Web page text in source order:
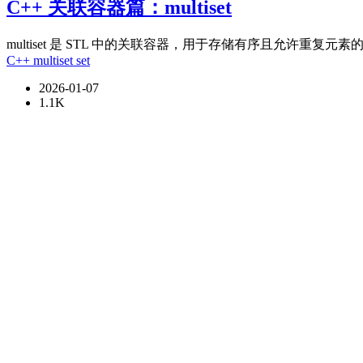
C++ 关联容器篇：multiset
multiset 是 STL 中的关联容器，用于存储有序且允许重复元素
C++ multiset set
2026-01-07
1.1K